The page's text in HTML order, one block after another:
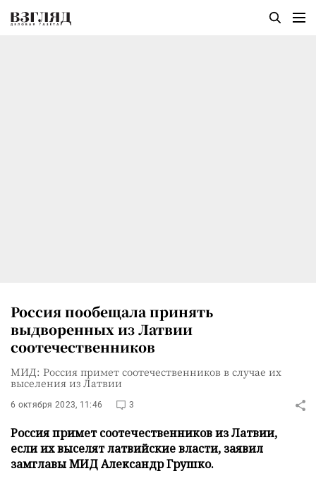
Россия пообещала принять
выдворенных из Латвии
соотечественников
МИД: Россия примет соотечественников в случае их
выселения из Латвии
6 октября 2023, 11:46 3
Россия примет соотечественников из Латвии,
если их выселят латвийские власти, заявил
замглавы МИД Александр Грушко.